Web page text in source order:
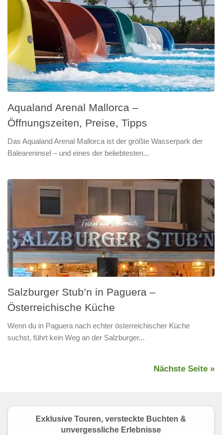
Aqualand Arenal Mallorca –
Öffnungszeiten, Preise, Tipps
Das Aqualand Arenal Mallorca ist der größte Wasserpark der
Baleareninsel – und eines der beliebtesten...
Salzburger Stub’n in Paguera –
Österreichische Küche
Wenn du in Paguera nach echter österreichischer Küche
suchst, führt kein Weg an der Salzburger...
Nächste Seite »
Exklusive Touren, versteckte Buchten &
unvergessliche Erlebnisse